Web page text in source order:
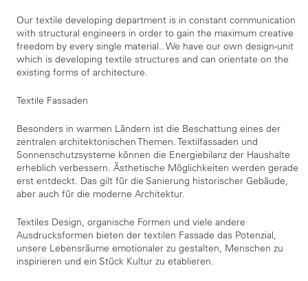
Our textile developing department is in constant communication
with structural engineers in order to gain the maximum creative
freedom by every single material.. We have our own design-unit
which is developing textile structures and can orientate on the
existing forms of architecture.
Textile Fassaden
Besonders in warmen Ländern ist die Beschattung eines der
zentralen architektonischen Themen. Textilfassaden und
Sonnenschutzsysteme können die Energiebilanz der Haushalte
erheblich verbessern. Ästhetische Möglichkeiten werden gerade
erst entdeckt. Das gilt für die Sanierung historischer Gebäude,
aber auch für die moderne Architektur.
Textiles Design, organische Formen und viele andere
Ausdrucksformen bieten der textilen Fassade das Potenzial,
unsere Lebensräume emotionaler zu gestalten, Menschen zu
inspirieren und ein Stück Kultur zu etablieren.